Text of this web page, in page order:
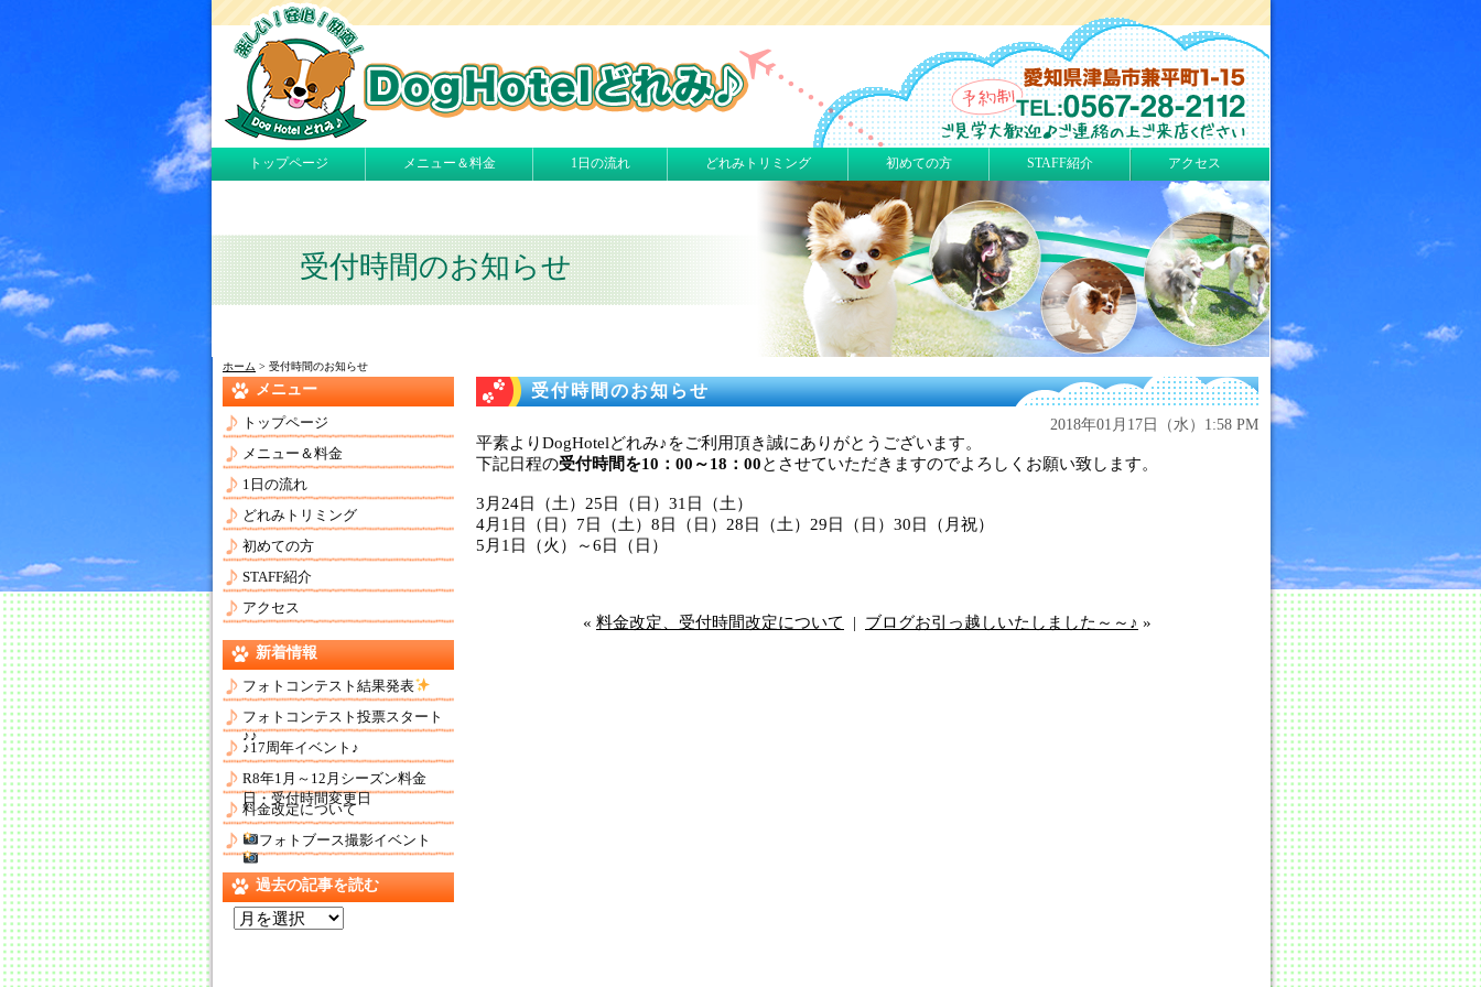
トップページ メニュー＆料金 1日の流れ どれみトリミング 初めての方 STAFF紹介 アクセス
受付時間のお知らせ
ホーム > 受付時間のお知らせ
受付時間のお知らせ
2018年01月17日（水）1:58 PM
平素よりDogHotelどれみ♪をご利用頂き誠にありがとうございます。
下記日程の受付時間を10：00～18：00とさせていただきますのでよろしくお願い致します。
3月24日（土）25日（日）31日（土）
4月1日（日）7日（土）8日（日）28日（土）29日（日）30日（月祝）
5月1日（火）～6日（日）
« 料金改定、受付時間改定について | ブログお引っ越しいたしました～～♪ »
メニュー
トップページ
メニュー＆料金
1日の流れ
どれみトリミング
初めての方
STAFF紹介
アクセス
新着情報
フォトコンテスト結果発表
フォトコンテスト投票スタート
♪♪
♪17周年イベント♪
R8年1月～12月シーズン料金
日・受付時間変更日
料金改定について
フォトブース撮影イベント
過去の記事を読む
過
去